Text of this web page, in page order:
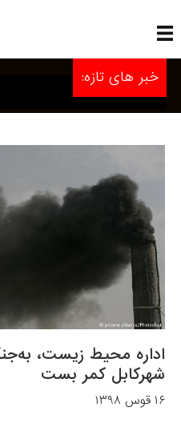
خبر های تازه:
اداره محیط زیست،
شهرکابل کمر بست
۱۶ قوس ۱۳۹۸